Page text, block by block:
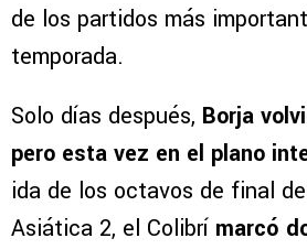
de los partidos más
temporada.
Solo días después, Borja
pero esta vez en el plano
ida de los octavos de final
Asiática 2, el Colibrí marcó